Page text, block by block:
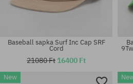
Baseball sapka Surf Inc Cap SRF
Cord
21080 Ft 16400 Ft
New